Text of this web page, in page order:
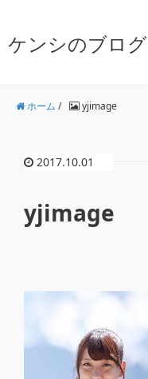
ケンシのブログ
ホーム / yjimage
2017.10.01
yjimage